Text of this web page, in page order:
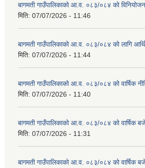
बागमती गाउँपालिकाको आ.व. ०८३/०८४ को
मिति: 07/07/2026 - 11:46
बागमती गाउँपालिकाको आ.व. ०८३/०८४ को लागि
मिति: 07/07/2026 - 11:44
बागमती गाउँपालिकाको आ.व. ०८३/०८४ को वार्षिक
मिति: 07/07/2026 - 11:40
बागमती गाउँपालिकाको आ.व. ०८३/०८४ को वार्षिक
मिति: 07/07/2026 - 11:31
बागमती गाउँपालिकाको आ.व. ०८३/०८४ को वार्षिक